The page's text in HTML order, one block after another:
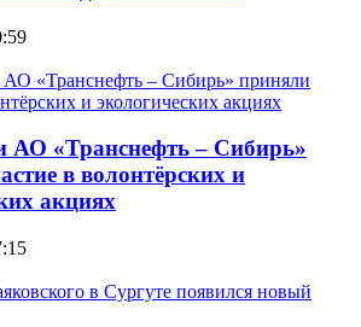
АО «Транснефть – Сибирь»
в волонтёрских и
акциях